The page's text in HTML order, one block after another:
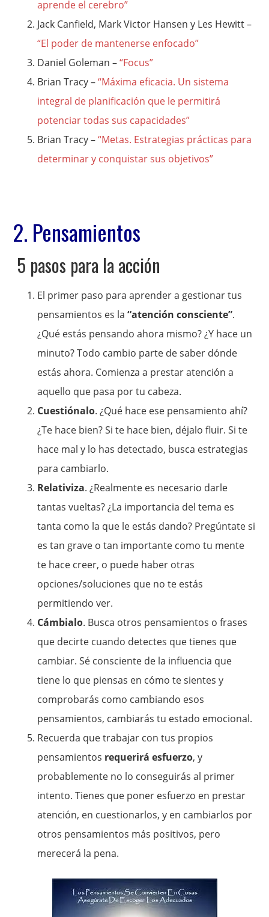
aprende el cerebro”
Jack Canfield, Mark Victor Hansen y Les Hewitt –
“El poder de mantenerse enfocado”
Daniel Goleman –“Focus”
Brian Tracy –“Máxima eficacia. Un sistema
integral de planificación que le permitirá
potenciar todas sus capacidades”
Brian Tracy –“Metas. Estrategias prácticas para
determinar y conquistar sus objetivos”
2. Pensamientos
5 pasos para la acción
El primer paso para aprender a gestionar tus
pensamientos es la “atención consciente”.
¿Qué estás pensando ahora mismo? ¿Y hace un
minuto? Todo cambio parte de saber dónde
estás ahora. Comienza a prestar atención a
aquello que pasa por tu cabeza.
Cuestiónalo. ¿Qué hace ese pensamiento ahí?
¿Te hace bien? Si te hace bien, déjalo fluir. Si te
hace mal y lo has detectado, busca estrategias
para cambiarlo.
Relativiza. ¿Realmente es necesario darle
tantas vueltas? ¿La importancia del tema es
tanta como la que le estás dando? Pregúntate si
es tan grave o tan importante como tu mente
te hace creer, o puede haber otras
opciones/soluciones que no te estás
permitiendo ver.
Cámbialo. Busca otros pensamientos o frases
que decirte cuando detectes que tienes que
cambiar. Sé consciente de la influencia que
tiene lo que piensas en cómo te sientes y
comprobarás como cambiando esos
pensamientos, cambiarás tu estado emocional.
Recuerda que trabajar con tus propios
pensamientos requerirá esfuerzo, y
probablemente no lo conseguirás al primer
intento. Tienes que poner esfuerzo en prestar
atención, en cuestionarlos, y en cambiarlos por
otros pensamientos más positivos, pero
merecerá la pena.